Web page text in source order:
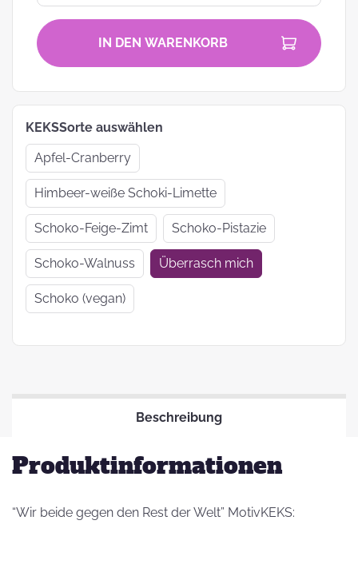
IN DEN WARENKORB
KEKSSorte auswählen
Apfel-Cranberry
Himbeer-weiße Schoki-Limette
Schoko-Feige-Zimt Schoko-Pistazie
Schoko-Walnuss Überrasch mich
Schoko (vegan)
Beschreibung
Produktinformationen
“Wir beide gegen den Rest der Welt” MotivKEKS: